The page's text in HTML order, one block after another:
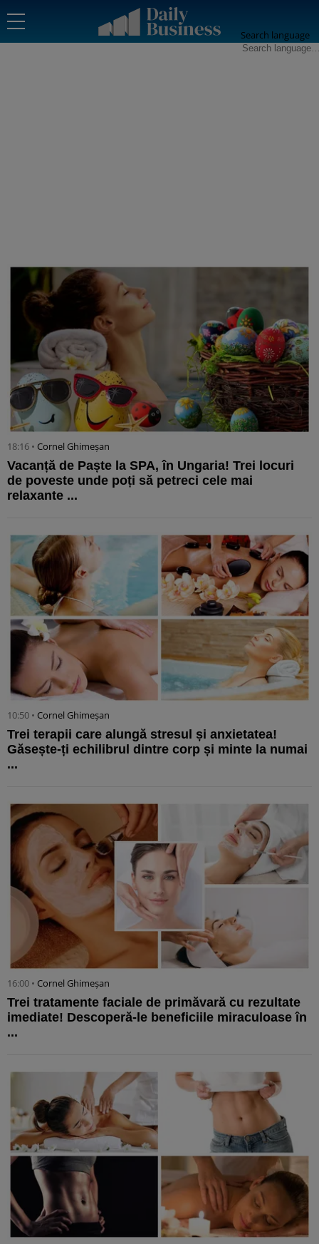
Search language
18:16 • Cornel Ghimeșan
Vacanță de Paște la SPA, în Ungaria! Trei locuri
de poveste unde poți să petreci cele mai
relaxante ...
10:50 • Cornel Ghimeșan
Trei terapii care alungă stresul și anxietatea!
Găsește-ți echilibrul dintre corp și minte la numai
...
16:00 • Cornel Ghimeșan
Trei tratamente faciale de primăvară cu rezultate
imediate! Descoperă-le beneficiile miraculoase în
...